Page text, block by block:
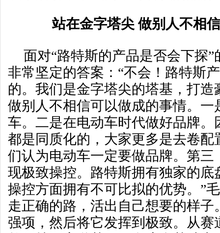
站在金字塔尖 做别人不相
面对“路特斯的产品是否会下探
非常坚定的答案：“不会！路特斯
的。我们是金字塔尖的塔基，打
做别人不相信可以做成的事情。一
车。二是在电动车时代做好品牌。
都是同质化的，大家更多是去卷配
们认为电动车一定要做品牌。第三
现极致操控。路特斯拥有独家的底
操控方面拥有不可比拟的优势。”
走正确的路，活出自己想要的样
强项，然后将它发挥到极致。从赛